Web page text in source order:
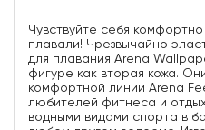
Чувствуйте себя
плавали! Чрезвычайно
для плавания Arena
фигуре как вторая кожа.
комфортной линии Arena
любителей фитнеса и
водными видами спорта в